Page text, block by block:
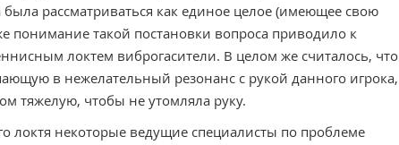
была рассматриваться как единое целое (имеющее свою
понимание такой постановки вопроса приводило к
локтем виброгасители. В целом же считалось, что
в нежелательный резонанс с рукой данного игрока,
тяжелую, чтобы не утомляла руку.
локтя некоторые ведущие специалисты по проблеме